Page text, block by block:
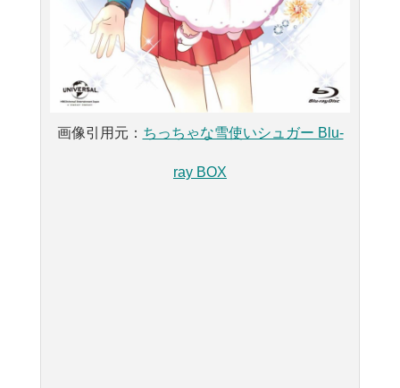
画像引用元： ちっちゃな雪使いシュガー Blu-
ray BOX